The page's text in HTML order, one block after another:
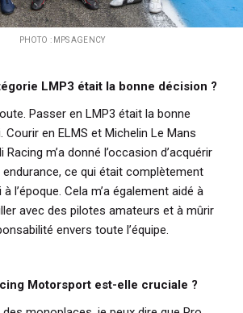
PHOTO : MPS AGENCY
LMP3 était la bonne décision ?
Passer en LMP3 était la bonne
en ELMS et Michelin Le Mans
Racing m’a donné l’occasion d’acquérir
endurance, ce qui était complètement
l’époque. Cela m’a également aidé à
avec des pilotes amateurs et à mûrir
envers toute l’équipe.
Motorsport est-elle cruciale ?